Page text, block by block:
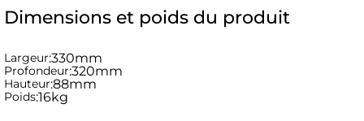
Dimensions et poids du produit
Largeur:330mm
Profondeur:320mm
Hauteur:88mm
Poids:16kg